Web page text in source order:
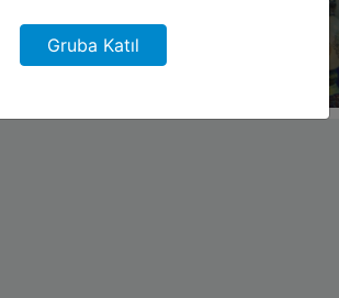
önemli günler
Gruba Katıl